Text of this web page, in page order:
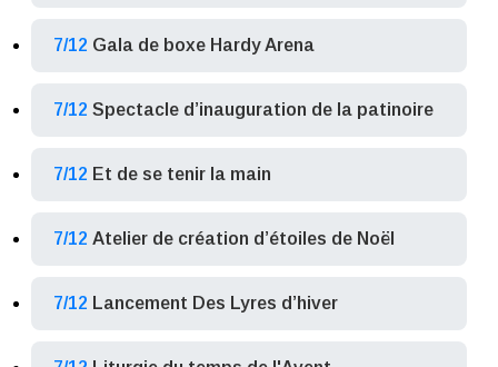
7/12 Gala de boxe Hardy Arena
7/12 Spectacle d’inauguration de la patinoire
7/12 Et de se tenir la main
7/12 Atelier de création d’étoiles de Noël
7/12 Lancement Des Lyres d’hiver